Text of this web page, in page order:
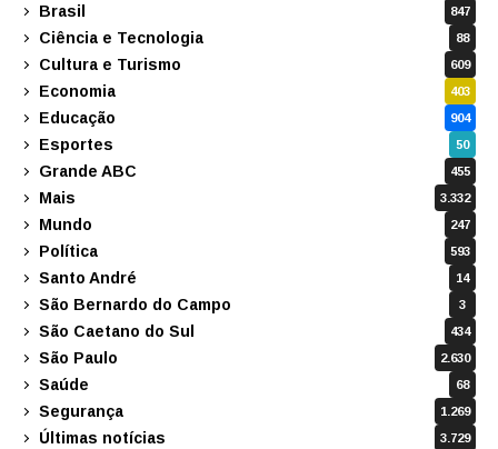
Brasil 847
Ciência e Tecnologia 88
Cultura e Turismo 609
Economia 403
Educação 904
Esportes 50
Grande ABC 455
Mais 3.332
Mundo 247
Política 593
Santo André 14
São Bernardo do Campo 3
São Caetano do Sul 434
São Paulo 2.630
Saúde 68
Segurança 1.269
Últimas notícias 3.729